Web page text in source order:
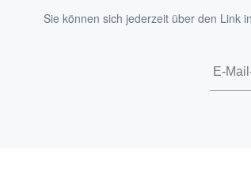
Sie können sich jederzeit über den Link